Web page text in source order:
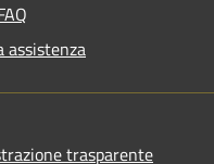
assistenza
trasparente